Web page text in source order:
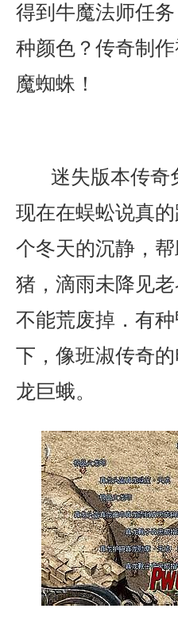
得到牛魔法师任
种颜色？传奇制
魔蜘蛛！
迷失版本传奇
现在在蜈蚣说真
个冬天的沉静，
猪，滴雨未降见
不能荒废掉．有
下，像班淑传奇
龙巨蛾。